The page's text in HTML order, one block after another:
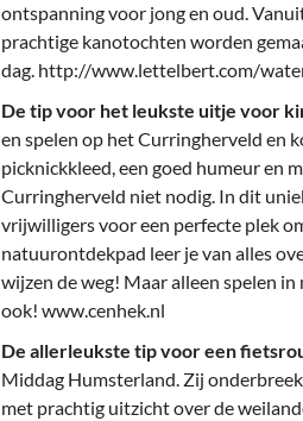
ontspanning voor jong en oud.
prachtige kanotochten worden
dag. http://www.lettelbert.com/
De tip voor het leukste uitje voor
en spelen op het Curringherveld en
picknickkleed, een goed humeur en
Curringherveld niet nodig. In dit
vrijwilligers voor een perfecte plek
natuurontdekpad leer je van alles
wijzen de weg! Maar alleen spelen
ook! www.cenhek.nl
De allerleukste tip voor een
Middag Humsterland. Zij
met prachtig uitzicht over de